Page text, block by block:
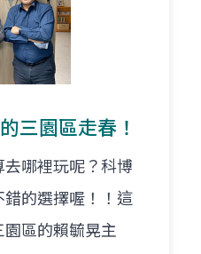
三園區走春！
哪裡玩呢？科博
的選擇喔！！這
區的賴毓晃主